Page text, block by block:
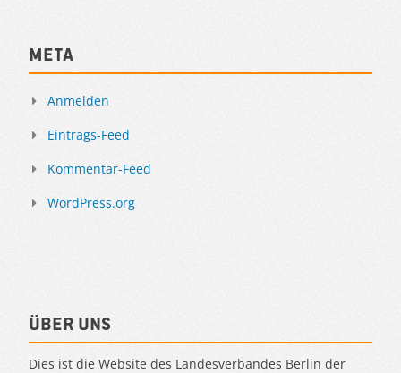
Meta
Anmelden
Eintrags-Feed
Kommentar-Feed
WordPress.org
Über uns
Dies ist die Website des Landesverbandes Berlin der